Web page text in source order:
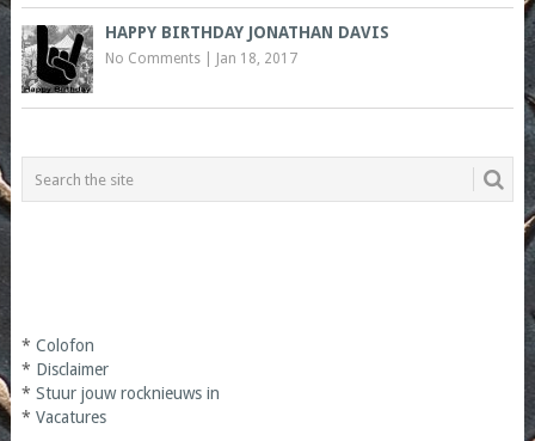
HAPPY BIRTHDAY JONATHAN DAVIS
No Comments| Jan 18, 2017
* Colofon
* Disclaimer
* Stuur jouw rocknieuws in
* Vacatures